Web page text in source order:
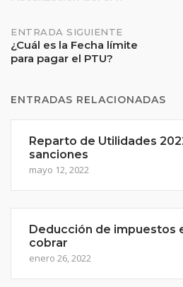
entradas
ENTRADA SIGUIENTE
¿Cuál es la Fecha límite
para pagar el PTU?
ENTRADAS RELACIONADAS
Reparto de Utilidades
sanciones
mayo 12, 2022
Deducción de impuestos
cobrar
enero 26, 2022